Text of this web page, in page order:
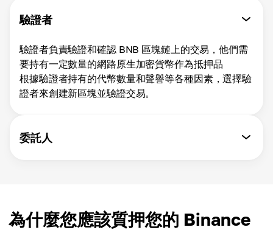
驗證者
驗證者負責驗證和確認 BNB 區塊鏈上的交易，他們需
要持有一定數量的網路原生加密貨幣作為抵押品
根據驗證者持有的代幣數量和聲譽等各種因素，選擇驗
證者來創建新區塊並驗證交易。
委託人
為什麼您應該質押您的 Binance